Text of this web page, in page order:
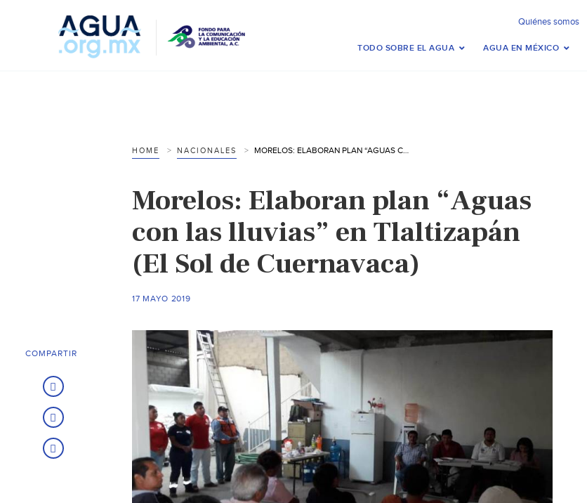
Quiénes somos
TODO SOBRE EL AGUA AGUA EN MÉXICO
HOME NACIONALES MORELOS: ELABORAN PLAN “AGUAS CON LAS LLUVIAS” EN TLALTIZAPÁN (EL SOL DE CUERNAVACA)
Morelos: Elaboran plan “Aguas
con las lluvias” en Tlaltizapán
(El Sol de Cuernavaca)
17 MAYO 2019
COMPARTIR